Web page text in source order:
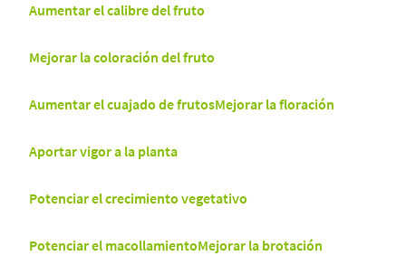
Aumentar el calibre del fruto
Mejorar la coloración del fruto
Aumentar el cuajado de frutosMejorar la floración
Aportar vigor a la planta
Potenciar el crecimiento vegetativo
Potenciar el macollamientoMejorar la brotación